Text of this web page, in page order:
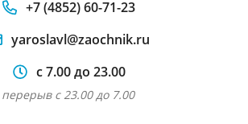
+7 (4852) 60-71-23
yaroslavl@zaochnik.ru
с 7.00 до 23.00
перерыв с 23.00 до 7.00